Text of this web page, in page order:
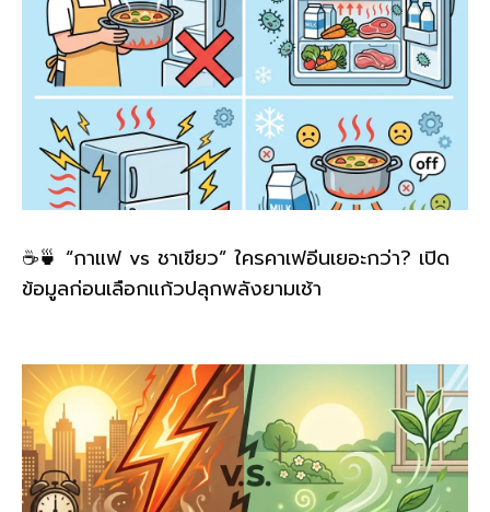
☕🍵 “กาแฟ vs ชาเขียว” ใครคาเฟอีนเยอะกว่า? เปิด
ข้อมูลก่อนเลือกแก้วปลุกพลังยามเช้า